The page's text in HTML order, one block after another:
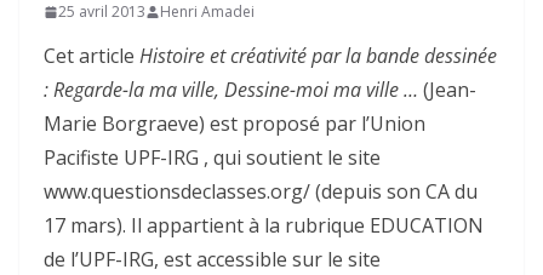
25 avril 2013 Henri Amadei
Cet article Histoire et créativité par la bande dessinée
: Regarde-la ma ville, Dessine-moi ma ville … (Jean-
Marie Borgraeve) est proposé par l’Union
Pacifiste UPF-IRG , qui soutient le site
www.questionsdeclasses.org/ (depuis son CA du
17 mars). Il appartient à la rubrique EDUCATION
de l’UPF-IRG, est accessible sur le site